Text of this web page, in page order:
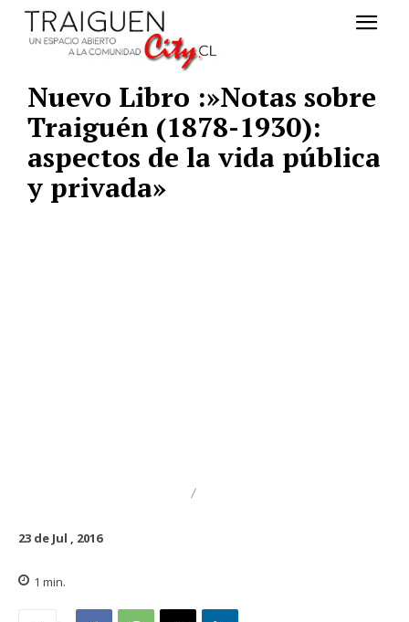
Nuevo Libro :»Notas sobre
Traiguén (1878-1930):
aspectos de la vida pública
y privada»
23 de Jul , 2016
1 min.